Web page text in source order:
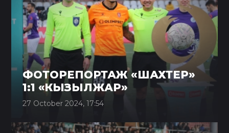
ФОТОРЕПОРТАЖ «ШАХТЕР»
1:1 «КЫЗЫЛЖАР»
27 October 2024, 17:54